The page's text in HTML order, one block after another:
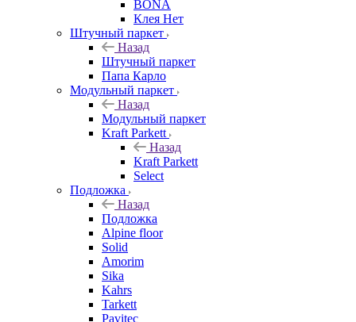
BONA
Клея Нет
Штучный паркет
Назад
Штучный паркет
Папа Карло
Модульный паркет
Назад
Модульный паркет
Kraft Parkett
Назад
Kraft Parkett
Select
Подложка
Назад
Подложка
Alpine floor
Solid
Amorim
Sika
Kahrs
Tarkett
Pavitec